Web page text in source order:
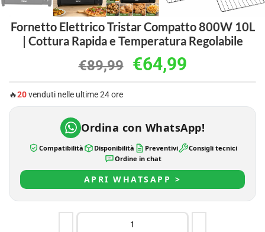
Fornetto Elettrico Tristar Compatto 800W 10L
| Cottura Rapida e Temperatura Regolabile
€89,99 €64,99
🔥20venduti nelle ultime 24 ore
Ordina con WhatsApp!
Compatibilità Disponibilità Preventivi
Consigli tecnici
Ordine in chat
APRI WHATSAPP >